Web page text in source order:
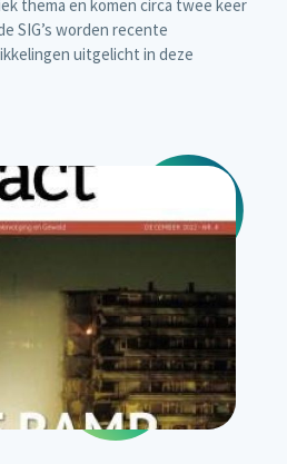
thema en komen circa twee keer
SIG’s worden recente
uitgelicht in deze